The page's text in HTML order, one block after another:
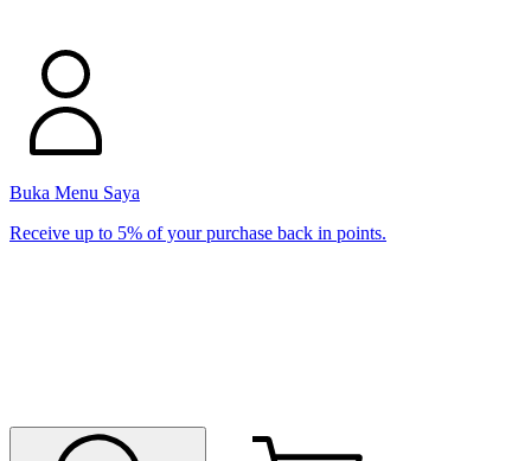
Buka Menu Saya
Receive up to 5% of your purchase back in points.